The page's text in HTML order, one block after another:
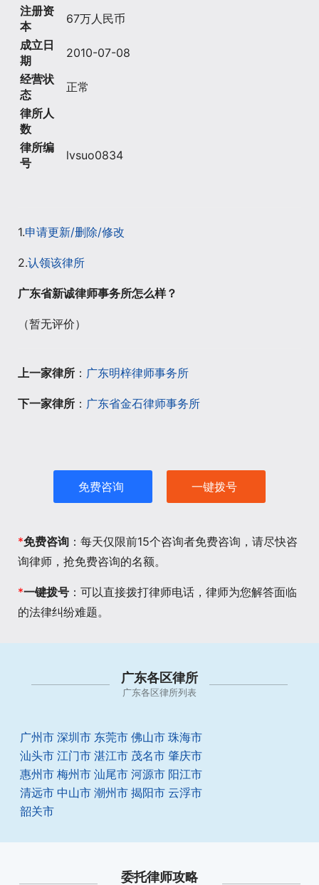
注册资
本
67万人民币
成立日
期
2010-07-08
经营状
态
正常
律所人
数
律所编
号
lvsuo0834
1.申请更新/删除/修改
2.认领该律所
广东省新诚律师事务所怎么样？
（暂无评价）
上一家律所 ： 广东明梓律师事务所
下一家律所 ： 广东省金石律师事务所
免费咨询 一键拨号
*免费咨询 ：每天仅限前15个咨询者免费咨询，请尽快咨
询律师，抢免费咨询的名额。
*一键拨号 ：可以直接拨打律师电话，律师为您解答面临
的法律纠纷难题。
广东各区律所
广东各区律所列表
广州市 深圳市 东莞市 佛山市 珠海市
汕头市 江门市 湛江市 茂名市 肇庆市
惠州市 梅州市 汕尾市 河源市 阳江市
清远市 中山市 潮州市 揭阳市 云浮市
韶关市
委托律师攻略